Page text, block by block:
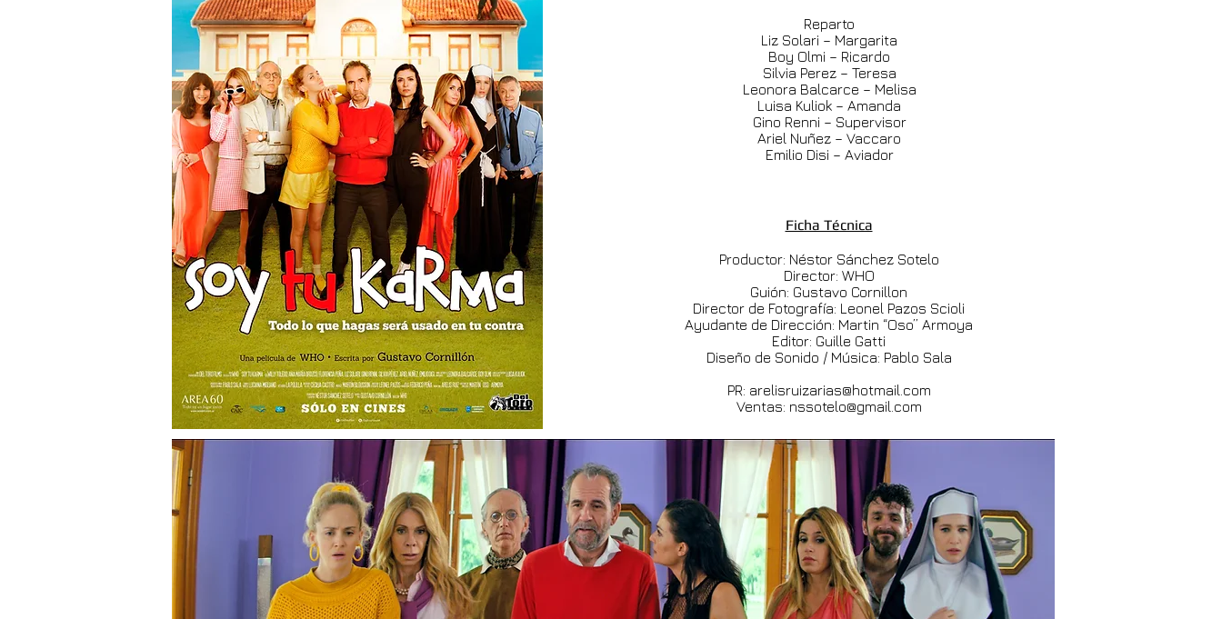
Reparto
Liz Solari – Margarita
Boy Olmi – Ricardo
Silvia Perez – Teresa
Leonora Balcarce – Melisa
Luisa Kuliok – Amanda
Gino Renni – Supervisor
Ariel Nuñez – Vaccaro
Emilio Disi – Aviador
Ficha Técnica
Productor: Néstor Sánchez Sotelo
Director: WHO
Guión: Gustavo Cornillon
Director de Fotografía: Leonel Pazos Scioli
Ayudante de Dirección: Martin “Oso” Armoya
Editor: Guille Gatti
Diseño de Sonido / Música: Pablo Sala
PR: arelisruizarias@hotmail.com
Ventas: nssotelo@gmail.com